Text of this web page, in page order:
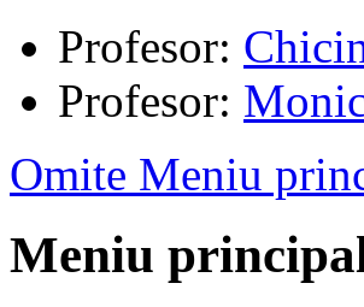
Profesor:
Profesor:
Omite Meniu
Meniu